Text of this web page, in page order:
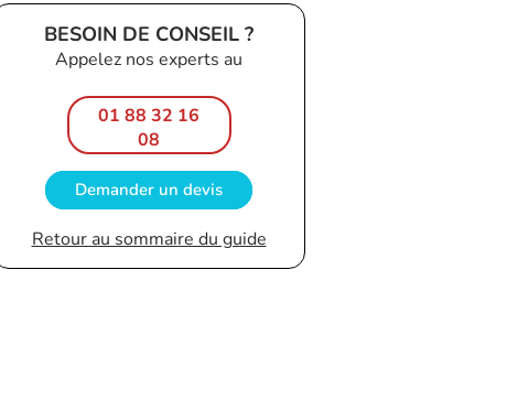
BESOIN DE CONSEIL ?
Appelez nos experts au
01 88 32 16
08
Demander un devis
Retour au sommaire du guide